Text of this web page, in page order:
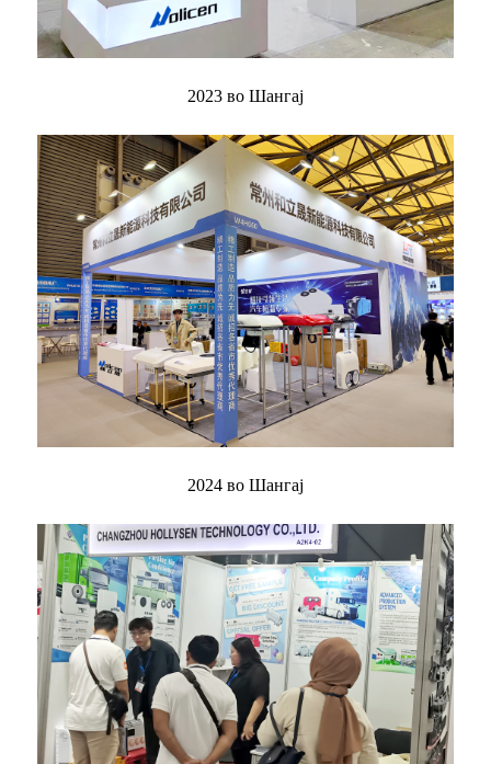
2023 во Шангај
2024 во Шангај